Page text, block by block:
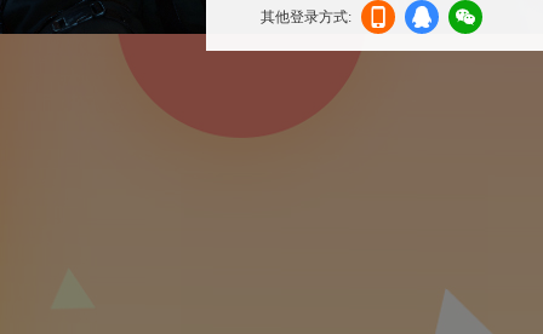
其他登录方式:
机登
登录
信登